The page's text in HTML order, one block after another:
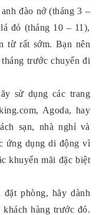
đào nở (tháng 3 –
đỏ (tháng 10 – 11),
từ rất sớm. Bạn nên
trước chuyến đi
sử dụng các trang
Agoda, hay
sạn, nhà nghỉ và
ứng dụng di động vì
khuyến mãi đặc biệt
phòng, hãy dành
hàng trước đó.